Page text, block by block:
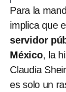
Para la
implica que el
servidor
México, la
Claudia
es solo un